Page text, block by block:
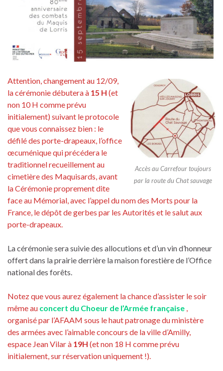
Accès au Carrefour toujours
par la route du Chat sauvage
Attention, changement au 12/09,
la cérémonie débutera à 15 H (et
non 10 H comme prévu
initialement) suivant le protocole
que vous connaissez bien : le
défilé des porte-drapeaux, l’office
œcuménique qui précédera le
traditionnel recueillement au
cimetière des Maquisards, avant
la Cérémonie proprement dite
face au Mémorial, avec l’appel du nom des Morts pour la
France, le dépôt de gerbes par les Autorités et le salut aux
porte-drapeaux.
La cérémonie sera suivie des allocutions et d’un vin d’honneur
offert dans la prairie derrière la maison forestière de l’Office
national des forêts.
Notez que vous aurez également la chance d’assister le soir
même au concert du Choeur de l’Armée française ,
organisé par l’AFAAM sous le haut patronage du ministère
des armées avec l’aimable concours de la ville d’Amilly,
espace Jean Vilar à 19H (et non 18 H comme prévu
initialement, sur réservation uniquement !).